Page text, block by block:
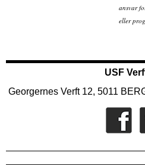
ansvar
eller
USF
Georgernes Verft 12, 5011